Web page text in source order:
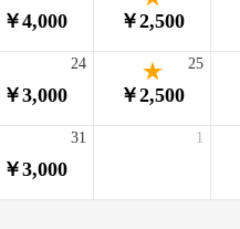
￥4,000 ￥2,500
￥3,000
24
￥2,500
25
￥3,000
31 1